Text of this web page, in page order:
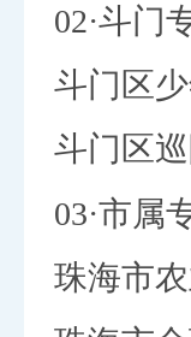
02·斗门
斗门区
斗门区
03·市属
珠海市